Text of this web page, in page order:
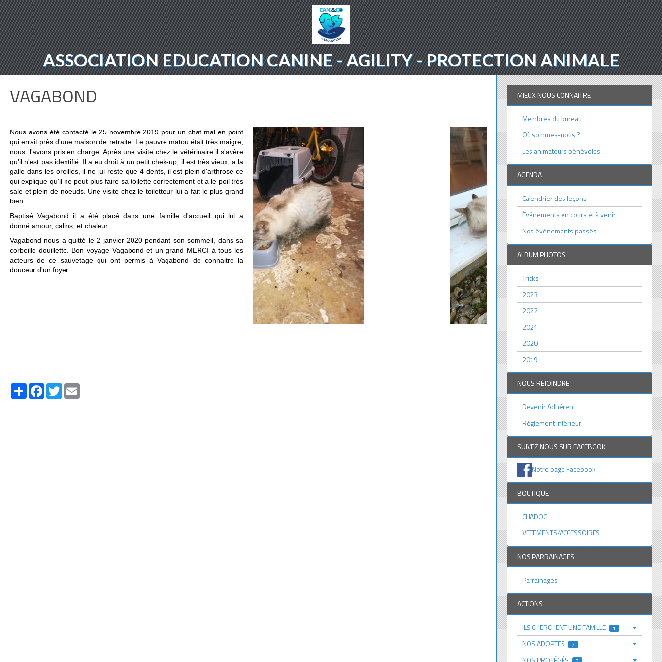
ASSOCIATION EDUCATION CANINE - AGILITY - PROTECTION ANIMALE
VAGABOND
Nous avons été contacté le 25 novembre 2019 pour un chat mal en point
qui errait près d'une maison de retraite. Le pauvre matou était très maigre,
nous l'avons pris en charge. Après une visite chez le vétérinaire il s'avère
qu'il n'est pas identifié. Il a eu droit à un petit chek-up, il est très vieux, a la
galle dans les oreilles, il ne lui reste que 4 dents, il est plein d'arthrose ce
qui explique qu'il ne peut plus faire sa toilette correctement et a le poil très
sale et plein de noeuds. Une visite chez le toiletteur lui a fait le plus grand
bien.
Baptisé Vagabond il a été placé dans une famille d'accueil qui lui a
donné amour, calins, et chaleur.
Vagabond nous a quitté le 2 janvier 2020 pendant son sommeil, dans sa
corbeille douillette. Bon voyage Vagabond et un grand MERCI à tous les
acteurs de ce sauvetage qui ont permis à Vagabond de connaitre la
douceur d'un foyer.
PartagerFacebook
Twitter
MIEUX NOUS CONNAITRE
Membres du bureau
Où sommes-nous ?
Les animateurs bénévoles
AGENDA
Calendrier des leçons
Événements en cours et à venir
Nos événements passés
ALBUM PHOTOS
Tricks
2023
2022
2021
2020
2019
NOUS REJOINDRE
Devenir Adhérent
Réglement intérieur
SUIVEZ NOUS SUR FACEBOOK
Notre page Facebook
BOUTIQUE
CHADOG
VETEMENTS/ACCESSOIRES
NOS PARRAINAGES
Parrainages
ACTIONS
ILS CHERCHENT UNE FAMILLE 1
NOS ADOPTES 7
NOS PROTÉGÉS